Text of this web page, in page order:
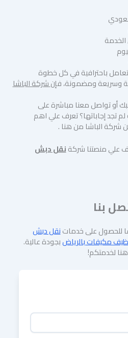
باحترافية في كل خطوة
وسريعة ومضمونة، فإنشركة الباشا
أو تواصل معنا مباشرة على
تجد إجاباتها؟ تعرف علي اهم
شركة الباشا من هنا .
علي منصتنا شركةنقل دبش
بنا
للحصول على خدماتنقل دبش
مكيفات بالرياضبجودة عالية.
لخدمتكم!